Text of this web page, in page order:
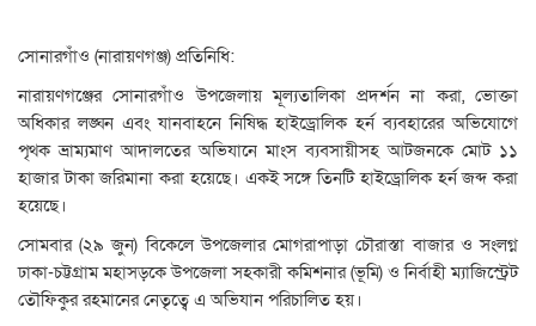
সোনারগাঁও (নারায়ণগঞ্জ) প্রতিনিধি:
নারায়ণগঞ্জের সোনারগাঁও উপজেলায় মূল্যতালিকা প্রদর্শন না করা, ভোক্তা
অধিকার লঙ্ঘন এবং যানবাহনে নিষিদ্ধ হাইড্রোলিক হর্ন ব্যবহারের অভিযোগে
পৃথক ভ্রাম্যমাণ আদালতের অভিযানে মাংস ব্যবসায়ীসহ আটজনকে মোট ১১
হাজার টাকা জরিমানা করা হয়েছে। একই সঙ্গে তিনটি হাইড্রোলিক হর্ন জব্দ করা
হয়েছে।
সোমবার (২৯ জুন) বিকেলে উপজেলার মোগরাপাড়া চৌরাস্তা বাজার ও সংলগ্ন
ঢাকা-চট্টগ্রাম মহাসড়কে উপজেলা সহকারী কমিশনার (ভূমি) ও নির্বাহী ম্যাজিস্ট্রেট
তৌফিকুর রহমানের নেতৃত্বে এ অভিযান পরিচালিত হয়।